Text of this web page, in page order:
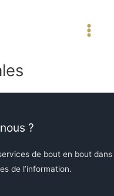
?
de bout en bout dans
de l’information.